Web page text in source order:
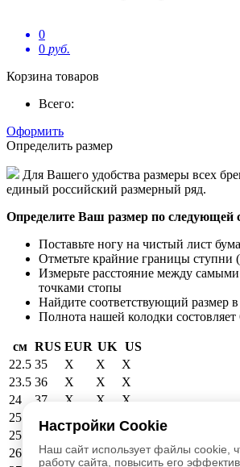
Настройки Cookie
Наш сайт использует файлы cookie,
работу сайта, повысить его
0
0 руб.
Корзина товаров
Всего:
Оформить
Определить размер
Для Вашего удобства размеры всех
единый российский размерный ряд.
Определите Ваш размер по следующей
Поставьте ногу на чистый лист
Отметьте крайние границы ступни
Измерьте расстояние между
точками стопы
Найдите соответствующий размер
Полнота нашей колодки состовляет
см RUS EUR UK US
22.5 35 X X
X
23.5 36 X X
X
24
37 X X
X
25
6
25.5
39 40 6.5
7
26.5
40 41 7.5
8